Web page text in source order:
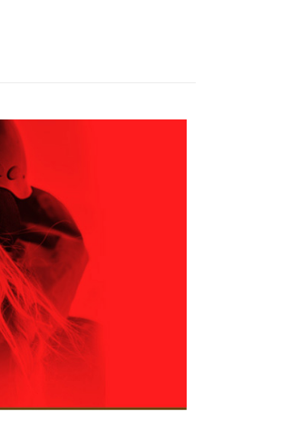
需資料之確認、核對及更正。
：
support/home
之「AFTEE先享後付」服務完成之
人資料，並將交易相關給付款項請
。
以下網址：
理人或監護人之同意方可使用
辦者引起之損失，本公司不負相關責
據個別帳號之用戶狀況，依本公司
額度不足之情形，本公司將視審查
資訊註冊。若發現惡意使用之情
該用戶之使用額度並採取法律行
運費
免運費
免運費
免運費